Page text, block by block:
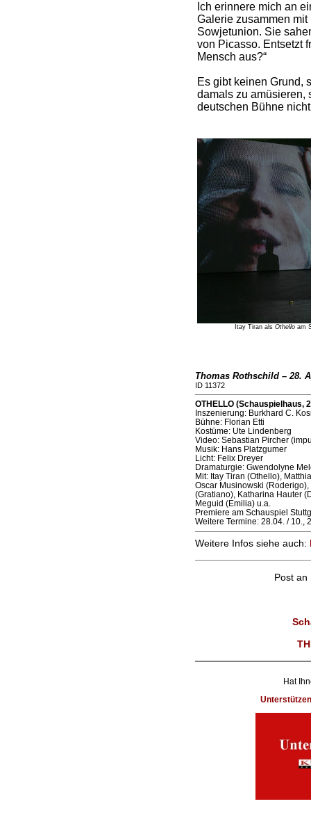
Ich erinnere mich an
Galerie zusammen
Sowjetunion. Sie
von Picasso. Entsetzt
Mensch aus?“
Es gibt keinen Grund,
damals zu amüsieren,
deutschen Bühne
Itay Tiran als Othelloam
Thomas Rothschild – 28.
ID 11372
OTHELLO (Schauspielhaus,
Inszenierung: Burkhard C.
Bühne: Florian Etti
Kostüme: Ute Lindenberg
Video: Sebastian Pircher
Musik: Hans Platzgumer
Licht: Felix Dreyer
Dramaturgie: Gwendolyne
Mit: Itay Tiran (Othello),
Oscar Musinowski
(Gratiano), Katharina Hauter
Meguid (Emilia) u.a.
Premiere am Schauspiel
Weitere Termine: 28.04. / 10.,
Weitere Infos siehe auch:
Post an
Hat